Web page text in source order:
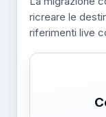
ricreare le
riferimenti live